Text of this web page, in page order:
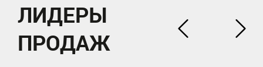
ЛИДЕРЫ
ПРОДАЖ